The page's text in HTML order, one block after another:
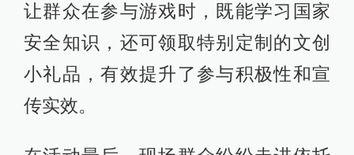
让群众在参与游戏时，既能学习国家
安全知识，还可领取特别定制的文创
小礼品，有效提升了参与积极性和宣
传实效。